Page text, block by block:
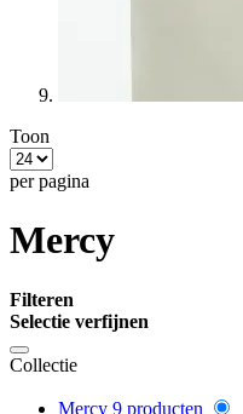
Toon
per pagina
Mercy
Filteren
Selectie verfijnen
Collectie
Mercy 9 producten